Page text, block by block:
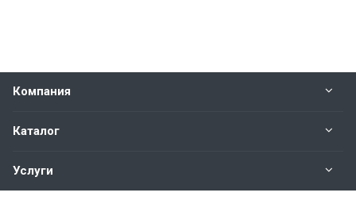
Компания
Каталог
Услуги